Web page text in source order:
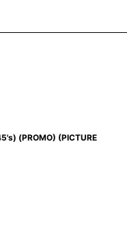
(PROMO) (PICTURE